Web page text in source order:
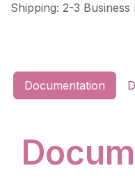
Shipping: 2-3 Business
Documentation